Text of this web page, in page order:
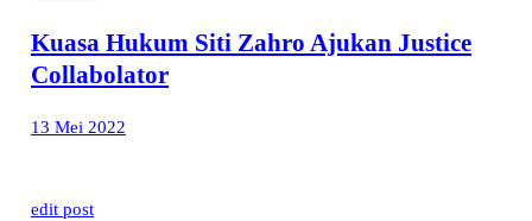
Kuasa Hukum Siti Zahro Ajukan Justice
Collabolator
13 Mei 2022
edit post